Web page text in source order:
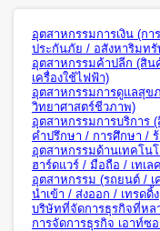
อุตสาหกรรมการเงิน (ก
ประกันภัย / อสังหาริมทรั
อุตสาหกรรมค้าปลีก (สิ
เครื่องใช้ไฟฟ้า)
อุตสาหกรรมการดูแลสุข
วิทยาศาสตร์ชีวภาพ)
อุตสาหกรรมการบริการ
คำปรึกษา / การศึกษา /
อุตสาหกรรมด้านเทคโน
ฮาร์ดแวร์ / มือถือ / เทเล
อุตสาหกรรม (รถยนต์ /
นำเข้า / ส่งออก / เทรดดิ้ง
บริษัทที่จัดการธุรกิจที่หล
การจัดการธุรกิจ เอาท์ซ